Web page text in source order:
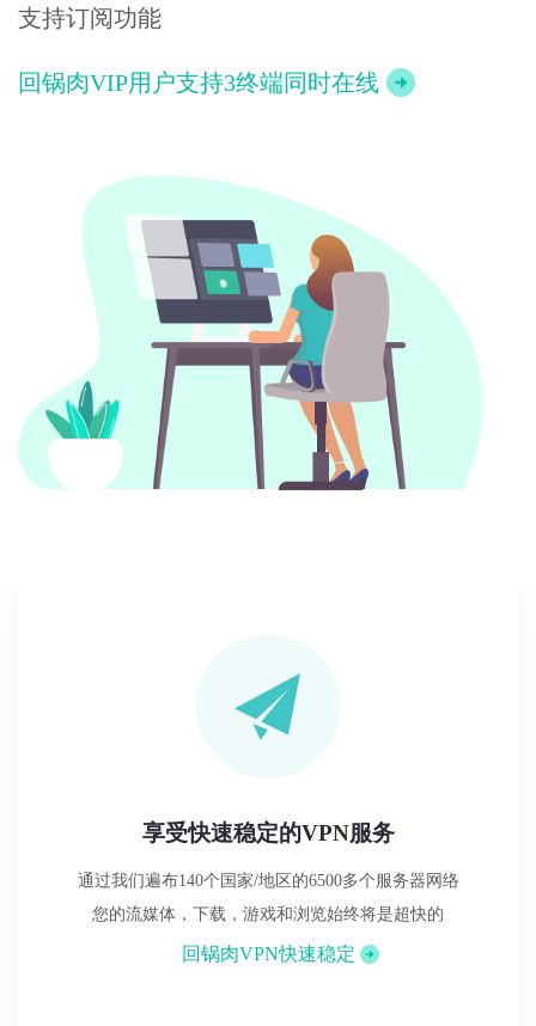
支持订阅功能
回锅肉VIP用户支持3终端同时在线
享受快速稳定的VPN服务
通过我们遍布140个国家/地区的6500多个服务器网络
您的流媒体，下载，游戏和浏览始终将是超快的
回锅肉VPN快速稳定